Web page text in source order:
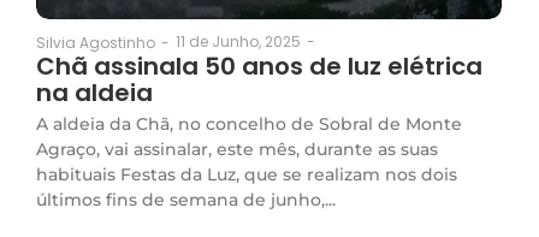
Silvia Agostinho - 11 de Junho, 2025 -
Chã assinala 50 anos de luz elétrica
na aldeia
A aldeia da Chã, no concelho de Sobral de Monte
Agraço, vai assinalar, este mês, durante as suas
habituais Festas da Luz, que se realizam nos dois
últimos fins de semana de junho,...